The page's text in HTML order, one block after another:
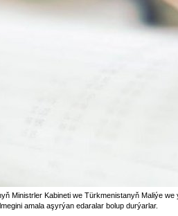
Ministrler Kabineti we Türkmenistanyň Maliýe
amala aşyrýan edaralar bolup durýarlar.